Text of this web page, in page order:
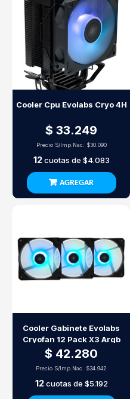
Cooler Cpu Evolabs Cryo 4H
$ 33.249
Precio S/Imp.Nac. $30.090
12cuotas de $4.083
AGREGAR
Cooler Gabinete Evolabs
Cryofan 12 Pack X3 Argb
$ 42.280
Precio S/Imp.Nac. $34.942
12cuotas de $5.192